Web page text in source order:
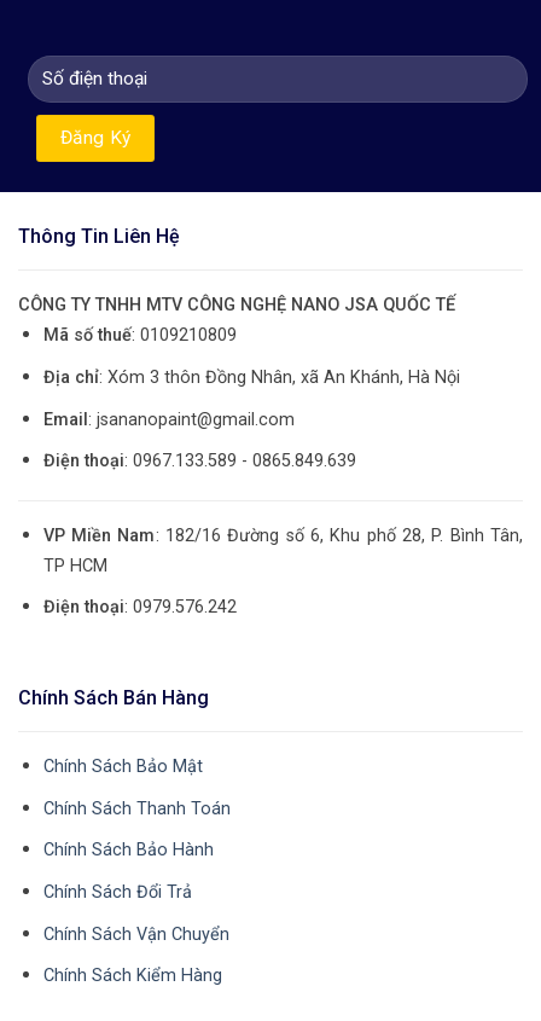
Thông Tin Liên Hệ
CÔNG TY TNHH MTV CÔNG NGHỆ NANO JSA QUỐC TẾ
Mã số thuế: 0109210809
Địa chỉ: Xóm 3 thôn Đồng Nhân, xã An Khánh, Hà Nội
Email : jsananopaint@gmail.com
Điện thoại: 0967.133.589 - 0865.849.639
VP Miền Nam: 182/16 Đường số 6, Khu phố 28, P. Bình Tân,
TP HCM
Điện thoại: 0979.576.242
Chính Sách Bán Hàng
Chính Sách Bảo Mật
Chính Sách Thanh Toán
Chính Sách Bảo Hành
Chính Sách Đổi Trả
Chính Sách Vận Chuyển
Chính Sách Kiểm Hàng